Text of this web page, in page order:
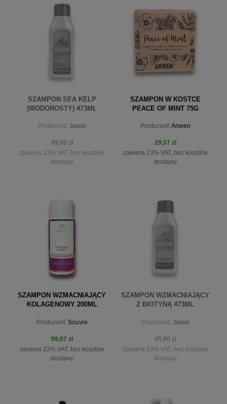
do koszyka do koszyka
SZAMPON SEA KELP
(WODOROSTY) 473ML
Producent: Jason
49,00 zł
zawiera 23% VAT, bez kosztów
dostawy
SZAMPON W KOSTCE
PEACE OF MINT 75G
Producent: Anwen
29,57 zł
zawiera 23% VAT, bez kosztów
dostawy
do koszyka
SZAMPON WZMACNIAJĄCY
KOLAGENOWY 200ML
Producent: Souvre
99,97 zł
zawiera 23% VAT, bez kosztów
dostawy
SZAMPON WZMACNIAJĄCY
Z BIOTYNĄ 473ML
Producent: Jason
45,00 zł
zawiera 23% VAT, bez kosztów
dostawy